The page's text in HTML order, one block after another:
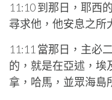
11:10 到那日，耶西
尋求他，他安息之所
11:11 當那日，主必
的，就是在亞述，埃
拿，哈馬，並眾海島